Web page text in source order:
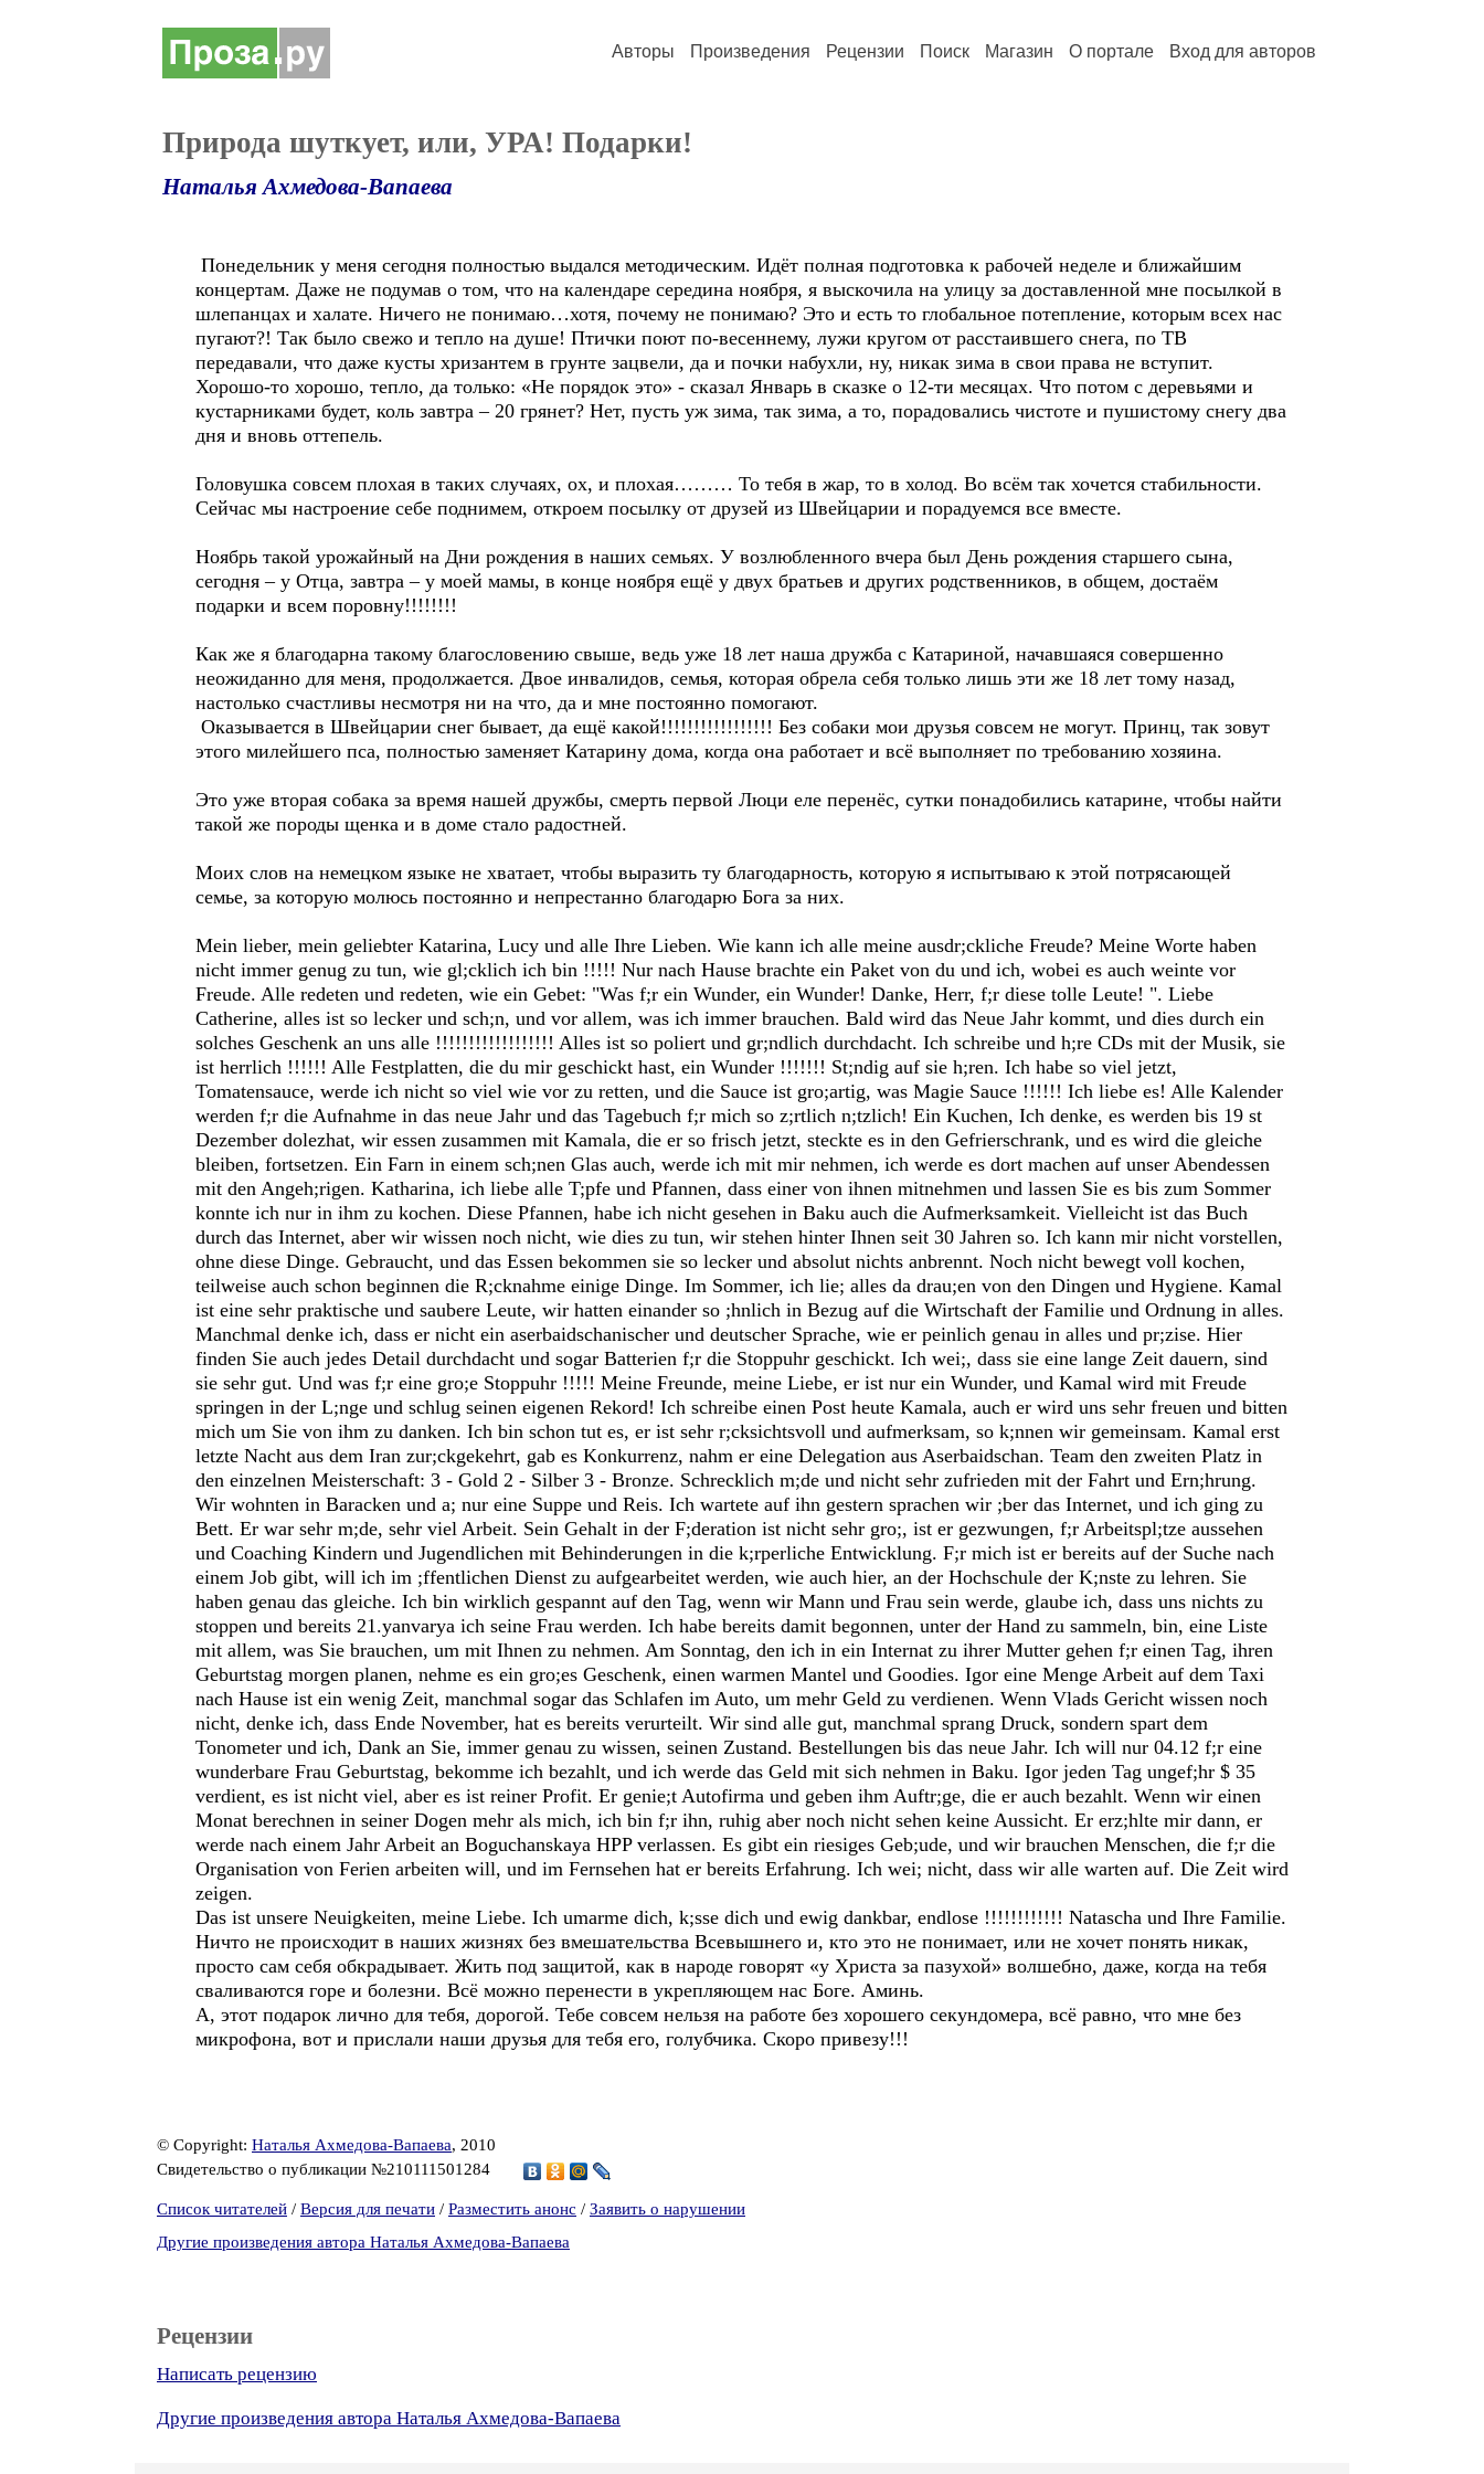
Авторы Произведения Рецензии Поиск Магазин О портале Вход для авторов
Природа шуткует, или, УРА! Подарки!
Наталья Ахмедова-Вапаева
Понедельник у меня сегодня полностью выдался методическим. Идёт полная подготовка к рабочей неделе и ближайшим
концертам. Даже не подумав о том, что на календаре середина ноября, я выскочила на улицу за доставленной мне посылкой в
шлепанцах и халате. Ничего не понимаю…хотя, почему не понимаю? Это и есть то глобальное потепление, которым всех нас
пугают?! Так было свежо и тепло на душе! Птички поют по-весеннему, лужи кругом от расстаившего снега, по ТВ
передавали, что даже кусты хризантем в грунте зацвели, да и почки набухли, ну, никак зима в свои права не вступит.
Хорошо-то хорошо, тепло, да только: «Не порядок это» - сказал Январь в сказке о 12-ти месяцах. Что потом с деревьями и
кустарниками будет, коль завтра – 20 грянет? Нет, пусть уж зима, так зима, а то, порадовались чистоте и пушистому снегу два
дня и вновь оттепель.
Головушка совсем плохая в таких случаях, ох, и плохая……… То тебя в жар, то в холод. Во всём так хочется стабильности.
Сейчас мы настроение себе поднимем, откроем посылку от друзей из Швейцарии и порадуемся все вместе.
Ноябрь такой урожайный на Дни рождения в наших семьях. У возлюбленного вчера был День рождения старшего сына,
сегодня – у Отца, завтра – у моей мамы, в конце ноября ещё у двух братьев и других родственников, в общем, достаём
подарки и всем поровну!!!!!!!!
Как же я благодарна такому благословению свыше, ведь уже 18 лет наша дружба с Катариной, начавшаяся совершенно
неожиданно для меня, продолжается. Двое инвалидов, семья, которая обрела себя только лишь эти же 18 лет тому назад,
настолько счастливы несмотря ни на что, да и мне постоянно помогают.
Оказывается в Швейцарии снег бывает, да ещё какой!!!!!!!!!!!!!!!!! Без собаки мои друзья совсем не могут. Принц, так зовут
этого милейшего пса, полностью заменяет Катарину дома, когда она работает и всё выполняет по требованию хозяина.
Это уже вторая собака за время нашей дружбы, смерть первой Люци еле перенёс, сутки понадобились катарине, чтобы найти
такой же породы щенка и в доме стало радостней.
Моих слов на немецком языке не хватает, чтобы выразить ту благодарность, которую я испытываю к этой потрясающей
семье, за которую молюсь постоянно и непрестанно благодарю Бога за них.
Mein lieber, mein geliebter Katarina, Lucy und alle Ihre Lieben. Wie kann ich alle meine ausdr;ckliche Freude? Meine Worte haben
nicht immer genug zu tun, wie gl;cklich ich bin !!!!! Nur nach Hause brachte ein Paket von du und ich, wobei es auch weinte vor
Freude. Alle redeten und redeten, wie ein Gebet: "Was f;r ein Wunder, ein Wunder! Danke, Herr, f;r diese tolle Leute! ". Liebe
Catherine, alles ist so lecker und sch;n, und vor allem, was ich immer brauchen. Bald wird das Neue Jahr kommt, und dies durch ein
solches Geschenk an uns alle !!!!!!!!!!!!!!!!!! Alles ist so poliert und gr;ndlich durchdacht. Ich schreibe und h;re CDs mit der Musik, sie
ist herrlich !!!!!! Alle Festplatten, die du mir geschickt hast, ein Wunder !!!!!!! St;ndig auf sie h;ren. Ich habe so viel jetzt,
Tomatensauce, werde ich nicht so viel wie vor zu retten, und die Sauce ist gro;artig, was Magie Sauce !!!!!! Ich liebe es! Alle Kalender
werden f;r die Aufnahme in das neue Jahr und das Tagebuch f;r mich so z;rtlich n;tzlich! Ein Kuchen, Ich denke, es werden bis 19 st
Dezember dolezhat, wir essen zusammen mit Kamala, die er so frisch jetzt, steckte es in den Gefrierschrank, und es wird die gleiche
bleiben, fortsetzen. Ein Farn in einem sch;nen Glas auch, werde ich mit mir nehmen, ich werde es dort machen auf unser Abendessen
mit den Angeh;rigen. Katharina, ich liebe alle T;pfe und Pfannen, dass einer von ihnen mitnehmen und lassen Sie es bis zum Sommer
konnte ich nur in ihm zu kochen. Diese Pfannen, habe ich nicht gesehen in Baku auch die Aufmerksamkeit. Vielleicht ist das Buch
durch das Internet, aber wir wissen noch nicht, wie dies zu tun, wir stehen hinter Ihnen seit 30 Jahren so. Ich kann mir nicht vorstellen,
ohne diese Dinge. Gebraucht, und das Essen bekommen sie so lecker und absolut nichts anbrennt. Noch nicht bewegt voll kochen,
teilweise auch schon beginnen die R;cknahme einige Dinge. Im Sommer, ich lie; alles da drau;en von den Dingen und Hygiene. Kamal
ist eine sehr praktische und saubere Leute, wir hatten einander so ;hnlich in Bezug auf die Wirtschaft der Familie und Ordnung in alles.
Manchmal denke ich, dass er nicht ein aserbaidschanischer und deutscher Sprache, wie er peinlich genau in alles und pr;zise. Hier
finden Sie auch jedes Detail durchdacht und sogar Batterien f;r die Stoppuhr geschickt. Ich wei;, dass sie eine lange Zeit dauern, sind
sie sehr gut. Und was f;r eine gro;e Stoppuhr !!!!! Meine Freunde, meine Liebe, er ist nur ein Wunder, und Kamal wird mit Freude
springen in der L;nge und schlug seinen eigenen Rekord! Ich schreibe einen Post heute Kamala, auch er wird uns sehr freuen und bitten
mich um Sie von ihm zu danken. Ich bin schon tut es, er ist sehr r;cksichtsvoll und aufmerksam, so k;nnen wir gemeinsam. Kamal erst
letzte Nacht aus dem Iran zur;ckgekehrt, gab es Konkurrenz, nahm er eine Delegation aus Aserbaidschan. Team den zweiten Platz in
den einzelnen Meisterschaft: 3 - Gold 2 - Silber 3 - Bronze. Schrecklich m;de und nicht sehr zufrieden mit der Fahrt und Ern;hrung.
Wir wohnten in Baracken und a; nur eine Suppe und Reis. Ich wartete auf ihn gestern sprachen wir ;ber das Internet, und ich ging zu
Bett. Er war sehr m;de, sehr viel Arbeit. Sein Gehalt in der F;deration ist nicht sehr gro;, ist er gezwungen, f;r Arbeitspl;tze aussehen
und Coaching Kindern und Jugendlichen mit Behinderungen in die k;rperliche Entwicklung. F;r mich ist er bereits auf der Suche nach
einem Job gibt, will ich im ;ffentlichen Dienst zu aufgearbeitet werden, wie auch hier, an der Hochschule der K;nste zu lehren. Sie
haben genau das gleiche. Ich bin wirklich gespannt auf den Tag, wenn wir Mann und Frau sein werde, glaube ich, dass uns nichts zu
stoppen und bereits 21.yanvarya ich seine Frau werden. Ich habe bereits damit begonnen, unter der Hand zu sammeln, bin, eine Liste
mit allem, was Sie brauchen, um mit Ihnen zu nehmen. Am Sonntag, den ich in ein Internat zu ihrer Mutter gehen f;r einen Tag, ihren
Geburtstag morgen planen, nehme es ein gro;es Geschenk, einen warmen Mantel und Goodies. Igor eine Menge Arbeit auf dem Taxi
nach Hause ist ein wenig Zeit, manchmal sogar das Schlafen im Auto, um mehr Geld zu verdienen. Wenn Vlads Gericht wissen noch
nicht, denke ich, dass Ende November, hat es bereits verurteilt. Wir sind alle gut, manchmal sprang Druck, sondern spart dem
Tonometer und ich, Dank an Sie, immer genau zu wissen, seinen Zustand. Bestellungen bis das neue Jahr. Ich will nur 04.12 f;r eine
wunderbare Frau Geburtstag, bekomme ich bezahlt, und ich werde das Geld mit sich nehmen in Baku. Igor jeden Tag ungef;hr $ 35
verdient, es ist nicht viel, aber es ist reiner Profit. Er genie;t Autofirma und geben ihm Auftr;ge, die er auch bezahlt. Wenn wir einen
Monat berechnen in seiner Dogen mehr als mich, ich bin f;r ihn, ruhig aber noch nicht sehen keine Aussicht. Er erz;hlte mir dann, er
werde nach einem Jahr Arbeit an Boguchanskaya HPP verlassen. Es gibt ein riesiges Geb;ude, und wir brauchen Menschen, die f;r die
Organisation von Ferien arbeiten will, und im Fernsehen hat er bereits Erfahrung. Ich wei; nicht, dass wir alle warten auf. Die Zeit wird
zeigen.
Das ist unsere Neuigkeiten, meine Liebe. Ich umarme dich, k;sse dich und ewig dankbar, endlose !!!!!!!!!!!! Natascha und Ihre Familie.
Ничто не происходит в наших жизнях без вмешательства Всевышнего и, кто это не понимает, или не хочет понять никак,
просто сам себя обкрадывает. Жить под защитой, как в народе говорят «у Христа за пазухой» волшебно, даже, когда на тебя
сваливаются горе и болезни. Всё можно перенести в укрепляющем нас Боге. Аминь.
А, этот подарок лично для тебя, дорогой. Тебе совсем нельзя на работе без хорошего секундомера, всё равно, что мне без
микрофона, вот и прислали наши друзья для тебя его, голубчика. Скоро привезу!!!
© Copyright: Наталья Ахмедова-Вапаева, 2010
Свидетельство о публикации №210111501284
Список читателей / Версия для печати / Разместить анонс / Заявить о нарушении
Другие произведения автора Наталья Ахмедова-Вапаева
Рецензии
Написать рецензию
Другие произведения автора Наталья Ахмедова-Вапаева